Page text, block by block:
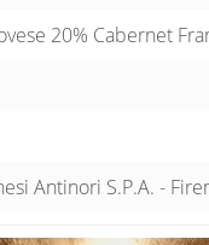
20% Cabernet
Antinori S.P.A. -